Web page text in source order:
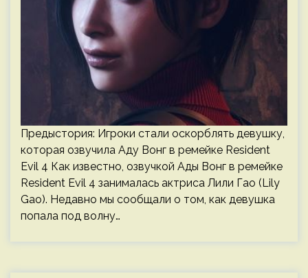
Предыстория: Игроки стали оскорблять девушку,
которая озвучила Аду Вонг в ремейке Resident
Evil 4 Как известно, озвучкой Ады Вонг в ремейке
Resident Evil 4 занималась актриса Лили Гао (Lily
Gao). Недавно мы сообщали о том, как девушка
попала под волну…